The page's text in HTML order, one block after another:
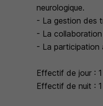
neurologique.
- La gestion des
- La
- La participation
Effectif de jour :
Effectif de nuit :